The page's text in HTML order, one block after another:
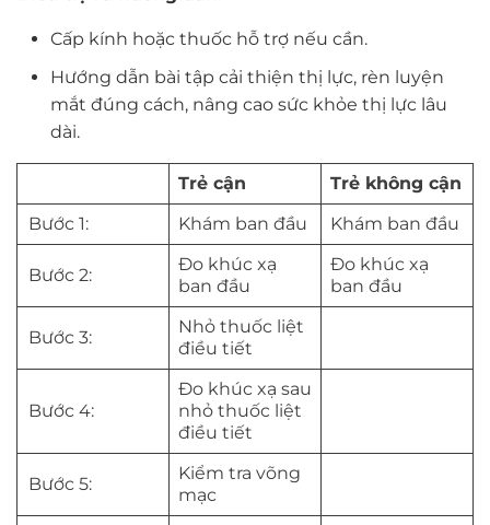
Cấp kính hoặc thuốc hỗ trợ nếu cần.
Hướng dẫn bài tập cải thiện thị lực, rèn luyện
mắt đúng cách, nâng cao sức khỏe thị lực lâu
dài.
Trẻ cận
Trẻ không cận
Bước 1:
Khám ban đầu Khám ban đầu
Bước 2:
Đo khúc xạ
ban đầu
Đo khúc xạ
ban đầu
Bước 3:
Nhỏ thuốc liệt
điều tiết
Bước 4:
Đo khúc xạ sau
nhỏ thuốc liệt
điều tiết
Bước 5:
Kiểm tra võng
mạc